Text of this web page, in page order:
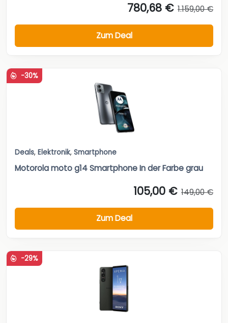
780,68 € 1.159,00 €
Zum Deal
-30%
Deals, Elektronik, Smartphone
Motorola moto g14 Smartphone In der Farbe grau
105,00 € 149,00 €
Zum Deal
-29%